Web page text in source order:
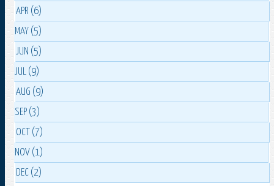
APR (6)
MAY (5)
JUN (5)
JUL (9)
AUG (9)
SEP (3)
OCT (7)
NOV (1)
DEC (2)